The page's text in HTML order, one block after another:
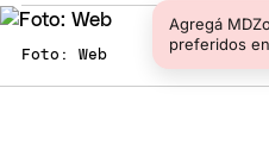
Agregá
preferidos
Foto: Web